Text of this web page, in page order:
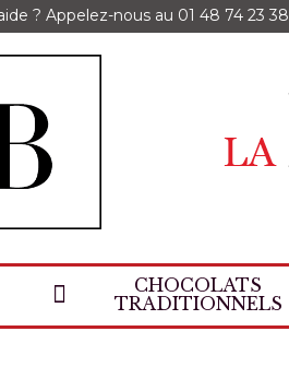
? Appelez-nous au 01 48 74 23 38
CHOCOLATS
TRADITIONNELS
de chocolat Grains de café